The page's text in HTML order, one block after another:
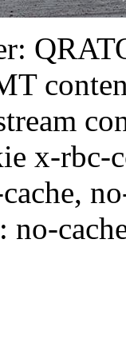
x-rbc-
no-